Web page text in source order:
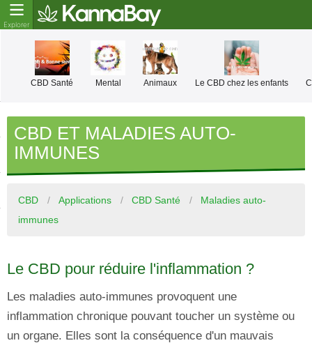
CBD Santé Mental Animaux Le CBD chez les enfants
CBD ET MALADIES AUTO-
IMMUNES
CBD Applications CBD Santé
Maladies auto-
immunes
Le CBD pour réduire l'inflammation ?
Les maladies auto-immunes provoquent une
inflammation chronique pouvant toucher un système ou
un organe. Elles sont la conséquence d'un mauvais